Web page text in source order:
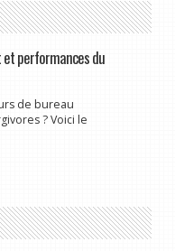
et performances du
de bureau
? Voici le